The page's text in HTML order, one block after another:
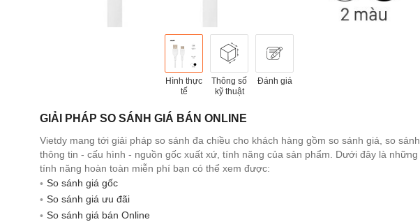
Hình thực
tế
Thông số
kỹ thuật
Đánh giá
GIẢI PHÁP SO SÁNH GIÁ BÁN ONLINE
Vietdy mang tới giải pháp so sánh đa chiều cho khách hàng gồm so sánh giá, so sánh
thông tin - cấu hình - nguồn gốc xuất xứ, tính năng của sản phẩm. Dưới đây là những
tính năng hoàn toàn miễn phí bạn có thể xem được:
So sánh giá gốc
So sánh giá ưu đãi
So sánh giá bán Online